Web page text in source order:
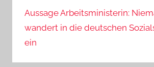
Aussage Arbeitsministerin:
wandert in die deutschen
ein